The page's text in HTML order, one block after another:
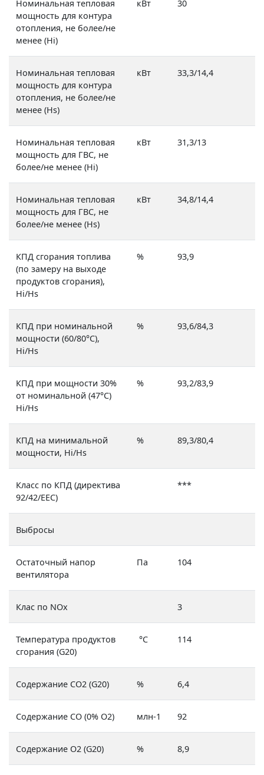
Номинальная тепловая
мощность для контура
отопления, не более/не
менее (Hi)
кВт 30
Номинальная тепловая
мощность для контура
отопления, не более/не
менее (Hs)
кВт 33,3/14,4
Номинальная тепловая
мощность для ГВС, не
более/не менее (Hi)
кВт 31,3/13
Номинальная тепловая
мощность для ГВС, не
более/не менее (Hs)
кВт 34,8/14,4
КПД сгорания топлива
(по замеру на выходе
продуктов сгорания),
Hi/Hs
% 93,9
КПД при номинальной
мощности (60/80°С),
Hi/Hs
% 93,6/84,3
КПД при мощности 30%
от номинальной (47°С)
Hi/Hs
% 93,2/83,9
КПД на минимальной
мощности, Hi/Hs
% 89,3/80,4
Класс по КПД (директива
92/42/EEC)
***
Выбросы
Остаточный напор
вентилятора
Па 104
Клас по NOx 3
Температура продуктов
сгорания (G20)
°C 114
Содержание CO2 (G20) % 6,4
Содержание CO (0% O2) млн-1 92
Содержание O2 (G20) % 8,9